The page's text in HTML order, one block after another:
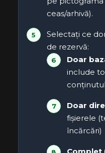
ceas/arhivă).
Selectați ce
de rezervă:
Doar
include
conținutul
Doar
fișierele
încărcări)